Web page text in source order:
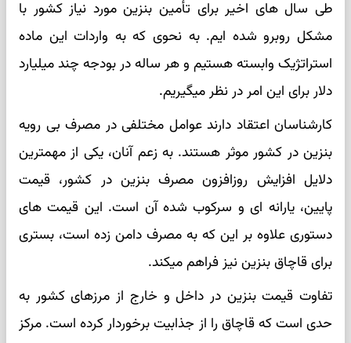
طی سال­ های اخیر برای تأمین بنزین مورد نیاز کشور با
مشکل روبرو شده ­ایم. به نحوی که به واردات این ماده
استراتژیک وابسته هستیم و هر ساله در بودجه چند میلیارد
دلار برای این امر در نظر می­گیریم.
کارشناسان اعتقاد دارند عوامل مختلفی در مصرف بی رویه
بنزین در کشور موثر هستند. به زعم آنان، یکی از مهم­ترین
دلایل افزایش روزافزون مصرف بنزین در کشور، قیمت
پایین، یارانه ­ای و سرکوب شده آن است. این قیمت­ های
دستوری علاوه بر این که به مصرف دامن زده است، بستری
برای قاچاق بنزین نیز فراهم می­کند.
تفاوت قیمت بنزین در داخل و خارج از مرزهای کشور به
حدی است که قاچاق را از جذابیت برخوردار کرده است. مرکز